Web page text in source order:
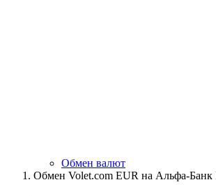
Обмен валют
Обмен Volet.com EUR на Альфа-Банк